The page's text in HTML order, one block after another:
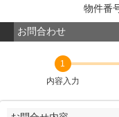
物件番
お問合わせ
1
内容入力